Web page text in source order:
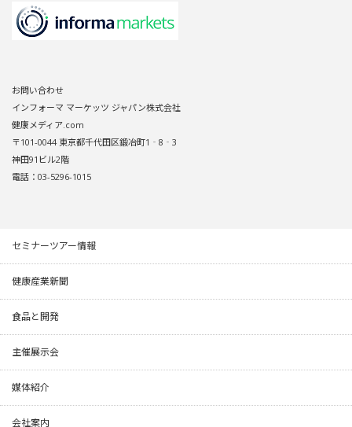
お問い合わせ
インフォーマ マーケッツ ジャパン株式会社
健康メディア.com
〒101-0044 東京都千代田区鍛冶町1‐8‐3
神田91ビル2階
電話：03-5296-1015
セミナーツアー情報
健康産業新聞
食品と開発
主催展示会
媒体紹介
会社案内